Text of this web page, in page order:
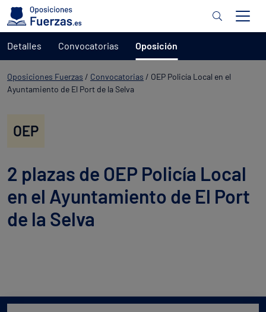
Oposiciones Fuerzas / Convocatorias / OEP Policía Local en el
Ayuntamiento de El Port de la Selva
OEP
2 plazas de OEP Policía Local
en el Ayuntamiento de El Port
de la Selva
Detalles Convocatorias Oposición